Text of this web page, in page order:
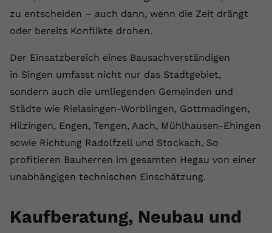
zu entscheiden – auch dann, wenn die Zeit drängt
oder bereits Konflikte drohen.
Der Einsatzbereich eines Bausachverständigen
in Singen umfasst nicht nur das Stadtgebiet,
sondern auch die umliegenden Gemeinden und
Städte wie Rielasingen-Worblingen, Gottmadingen,
Hilzingen, Engen, Tengen, Aach, Mühlhausen-Ehingen
sowie Richtung Radolfzell und Stockach. So
profitieren Bauherren im gesamten Hegau von einer
unabhängigen technischen Einschätzung.
Kaufberatung, Neubau und
Anbieter youtube.com
Zweck
eingebettete YouTube-Videos und
registriert anonyme statistische Daten.
Name yt-remote-device-id
Anbieter Youtube.com
Laufzeit
YouTube setzt diesen Cookie, um die
Videopräferenzen des Benutzers zu